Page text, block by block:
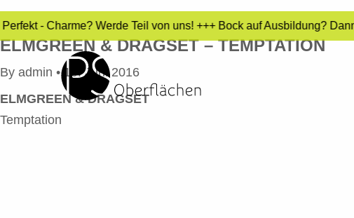
- Charme? Werde Teil von uns! +++ Bock auf Ausbildung?
ELMGREEN & DRAGSET – TEMPTATION
By admin •10. Juni 2016
ELMGREEN & DRAGSET
Temptation